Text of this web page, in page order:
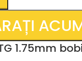
1.75mm